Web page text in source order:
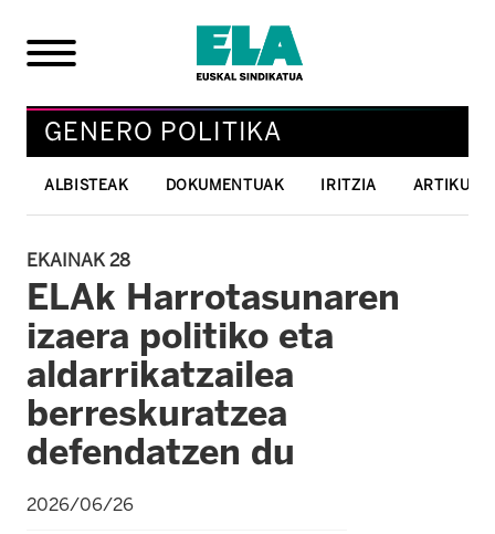
GENERO POLITIKA
ALBISTEAK DOKUMENTUAK IRITZIA
EKAINAK 28
ELAk Harrotasunaren
izaera politiko eta
aldarrikatzailea
berreskuratzea
defendatzen du
2026/06/26